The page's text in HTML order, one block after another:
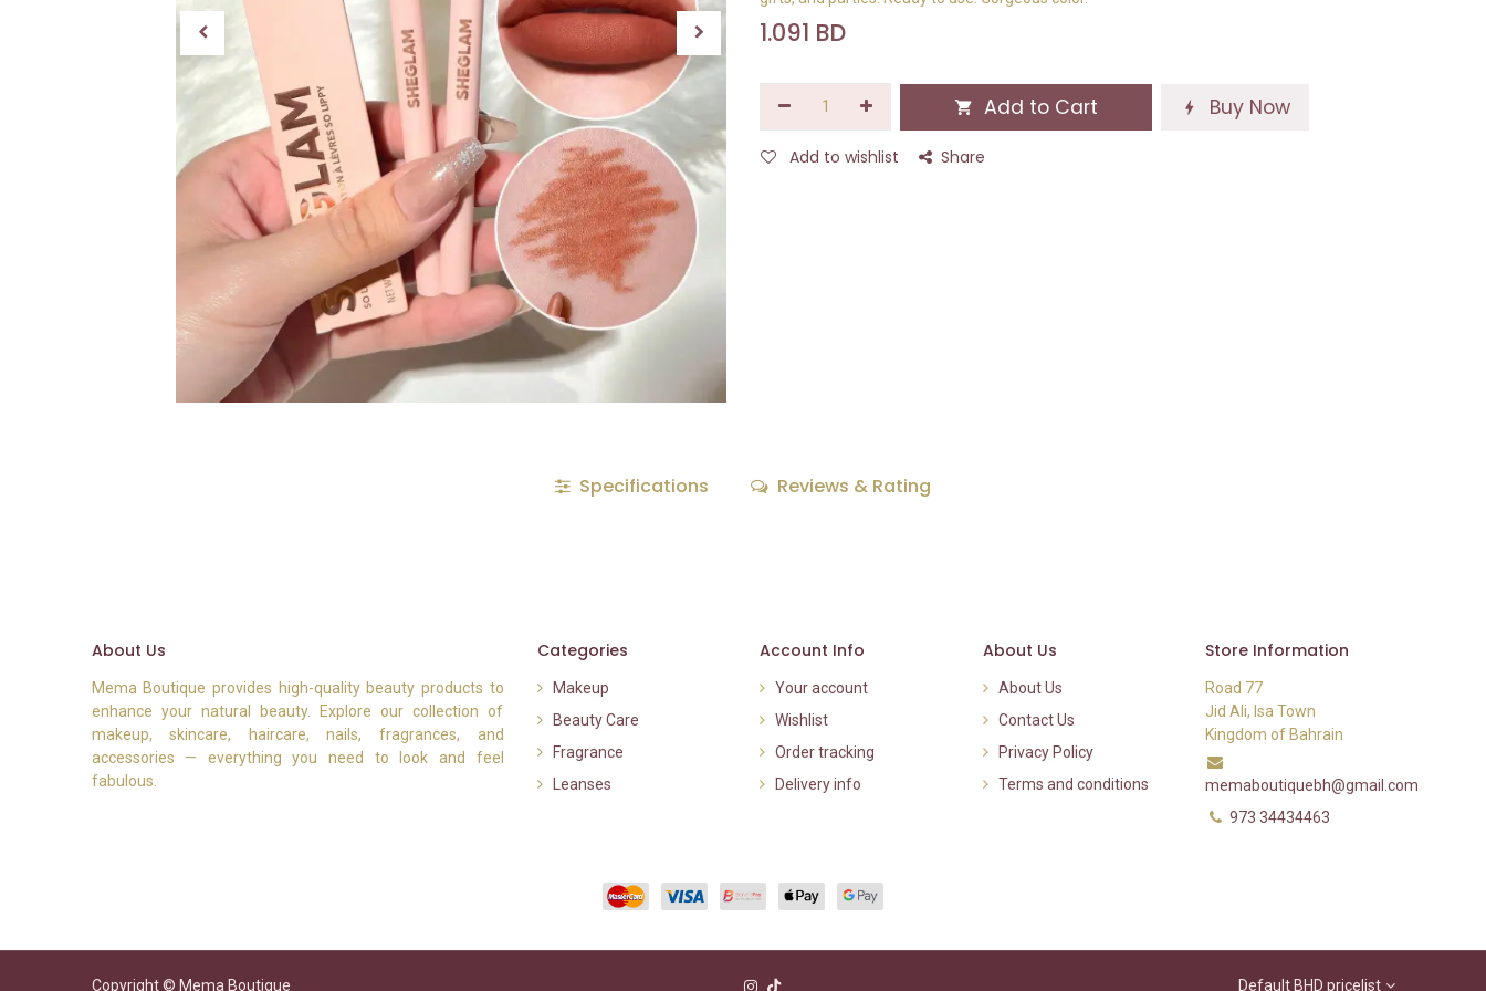
1.091 BD
Add to Cart Buy Now
Add to wishlist Share
Specifications Reviews & Rating
About Us
Mema Boutique provides high-quality beauty products to
enhance your natural beauty. Explore our collection of
makeup, skincare, haircare, nails, fragrances, and
accessories — everything you need to look and feel
fabulous.
Categories
Makeup
Beauty Care
Fragrance
Leanses
Account Info
Your account
Wishlist
Order tracking
Delivery info
About Us
About Us
Contact Us
Privacy Policy
Terms and conditions
Store Information
Road 77
Jid Ali, Isa Town
Kingdom of Bahrain
memaboutiquebh@gmail.com
973 34434463
Copyright © Mema Boutique Default BHD pricelist